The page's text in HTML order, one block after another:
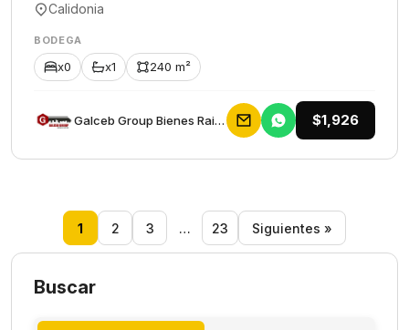
Calidonia
BODEGA
x0 x1 240 m²
Galceb Group Bienes Raices $1,926
1 2 3 … 23 Siguientes »
Buscar